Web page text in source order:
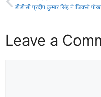
Leave a